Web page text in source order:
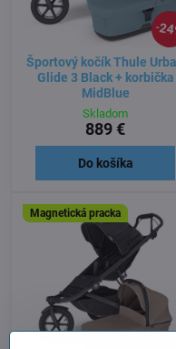
Športový kočík Thule
Glide 3 Black + korbička
MidBlue
Skladom
889 €
Do košíka
Magnetická pracka